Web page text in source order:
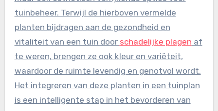
tuinbeheer. Terwijl de hierboven vermelde
planten bijdragen aan de gezondheid en
vitaliteit van een tuin door schadelijke plagen af
te weren, brengen ze ook kleur en variëteit,
waardoor de ruimte levendig en genotvol wordt.
Het integreren van deze planten in een tuinplan
is een intelligente stap in het bevorderen van